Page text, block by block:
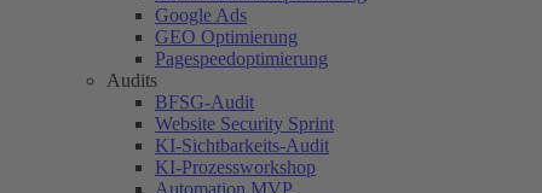
Google Ads
GEO Optimierung
Pagespeedoptimierung
Audits
BFSG-Audit
Website Security Sprint
KI-Sichtbarkeits-Audit
KI-Prozessworkshop
Automation MVP